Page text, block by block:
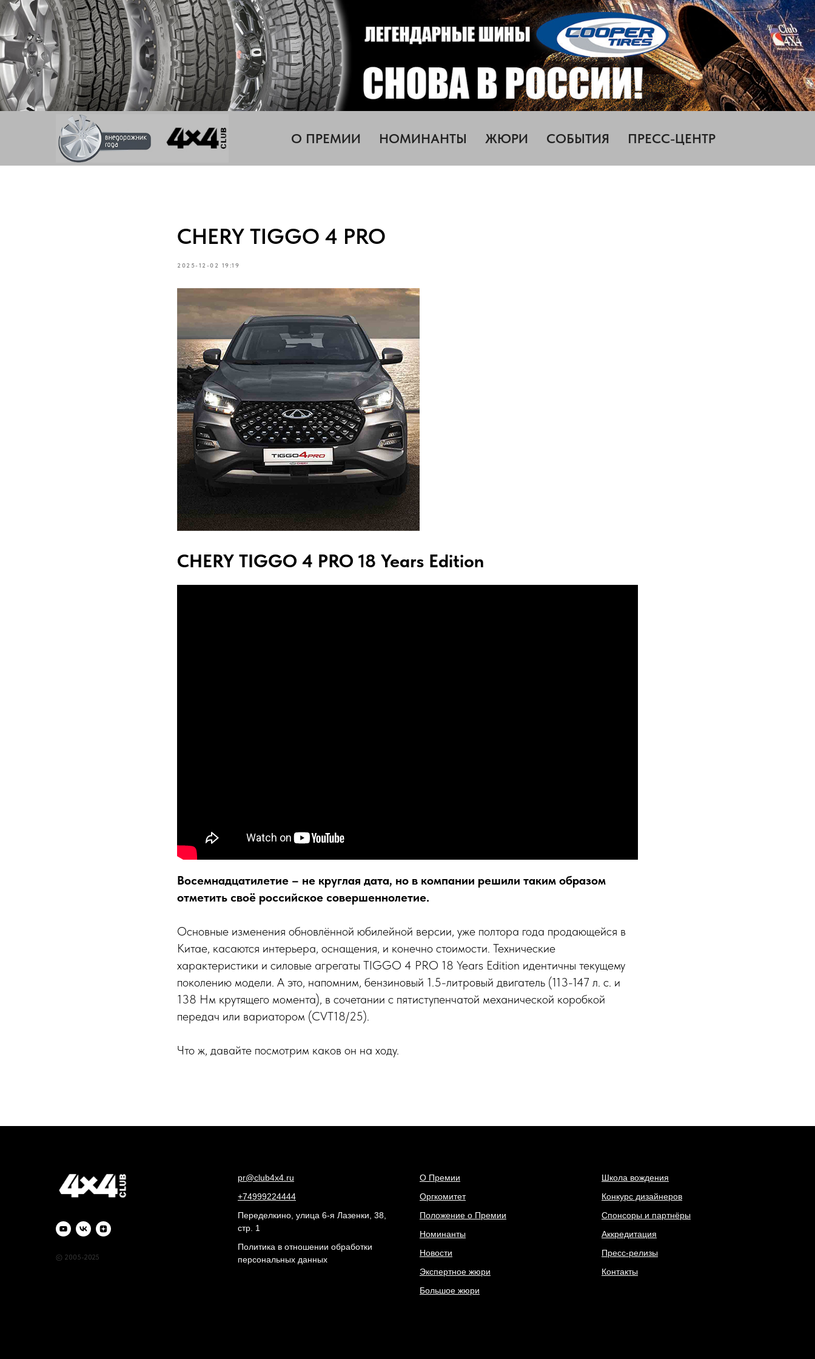
О ПРЕМИИ НОМИНАНТЫ ЖЮРИ СОБЫТИЯ ПРЕСС-ЦЕНТР
CHERY TIGGO 4 PRO
2025-12-02 19:19
CHERY TIGGO 4 PRO 18 Years Edition
Восемнадцатилетие – не круглая дата, но в компании решили таким образом
отметить своё российское совершеннолетие.
Основные изменения обновлённой юбилейной версии, уже полтора года продающейся в
Китае, касаются интерьера, оснащения, и конечно стоимости. Технические
характеристики и силовые агрегаты TIGGO 4 PRO 18 Years Edition идентичны текущему
поколению модели. А это, напомним, бензиновый 1.5-литровый двигатель (113-147 л. c. и
138 Нм крутящего момента), в сочетании с пятиступенчатой механической коробкой
передач или вариатором (CVT18/25).
Что ж, давайте посмотрим каков он на ходу.
© 2005-2025
pr@club4x4.ru
+74999224444
Переделкино, улица 6-я Лазенки, 38,
стр. 1
Политика в отношении обработки
персональных данных
О Премии
Оргкомитет
Положение о Премии
Номинанты
Новости
Экспертное жюри
Большое жюри
Школа вождения
Конкурс дизайнеров
Спонсоры и партнёры
Аккредитация
Пресс-релизы
Контакты